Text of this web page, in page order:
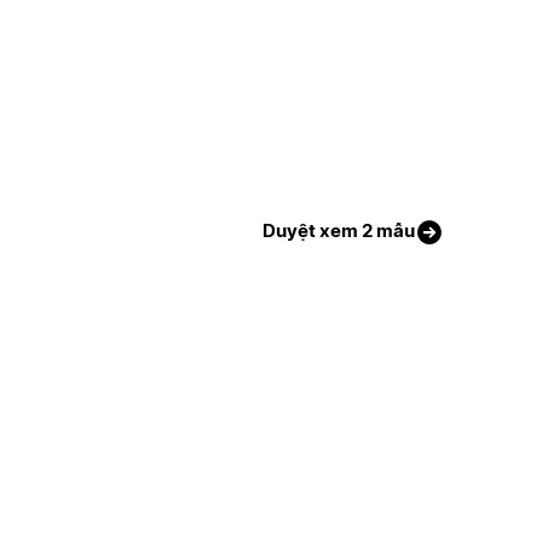
Duyệt xem 2 mẫu